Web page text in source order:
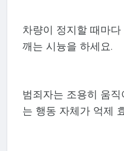
차량이 정지할 때마
깨는 시늉을 하세요.
범죄자는 조용히 움
는 행동 자체가 억제